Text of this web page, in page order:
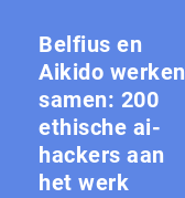
Belfius en
Aikido werken
samen: 200
ethische ai-
hackers aan
het werk